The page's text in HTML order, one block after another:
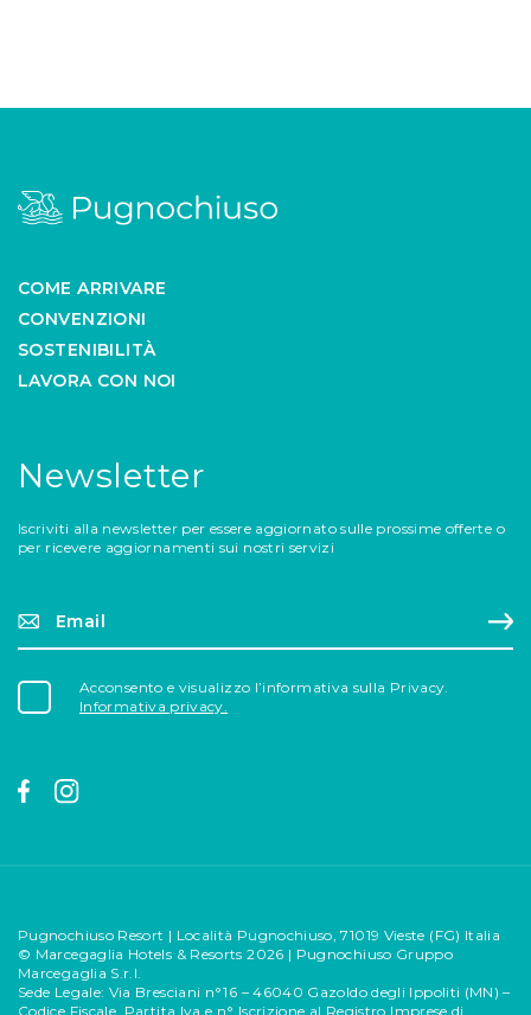
COME ARRIVARE
CONVENZIONI
SOSTENIBILITÀ
LAVORA CON NOI
Newsletter
Iscriviti alla newsletter per essere aggiornato sulle prossime offerte o
per ricevere aggiornamenti sui nostri servizi
Acconsento e visualizzo l’informativa sulla Privacy.
Informativa privacy.
Pugnochiuso Resort | Località Pugnochiuso, 71019 Vieste (FG) Italia
© Marcegaglia Hotels & Resorts 2026 | Pugnochiuso Gruppo
Marcegaglia S.r.l.
Sede Legale: Via Bresciani n°16 – 46040 Gazoldo degli Ippoliti (MN) –
Codice Fiscale, Partita Iva e n° Iscrizione al Registro Imprese di